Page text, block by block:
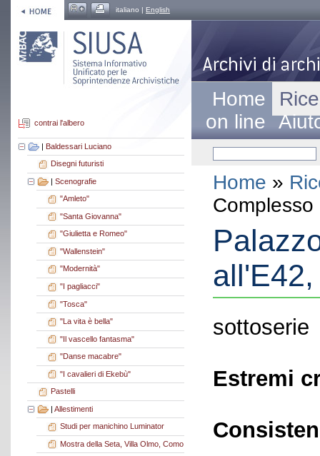
italiano | English
contrai l'albero
| Baldessari Luciano
Disegni futuristi
| Scenografie
"Amleto"
"Santa Giovanna"
"Giulietta e Romeo"
"Wallenstein"
"Modernità"
"I pagliacci"
"Tosca"
"La vita è bella"
"Il vascello fantasma"
"Danse macabre"
"I cavalieri di Ekebù"
Pastelli
| Allestimenti
Studi per manichino Luminator
Mostra della Seta, Villa Olmo, Como
Home
on line
Home »
sottoserie
Estremi